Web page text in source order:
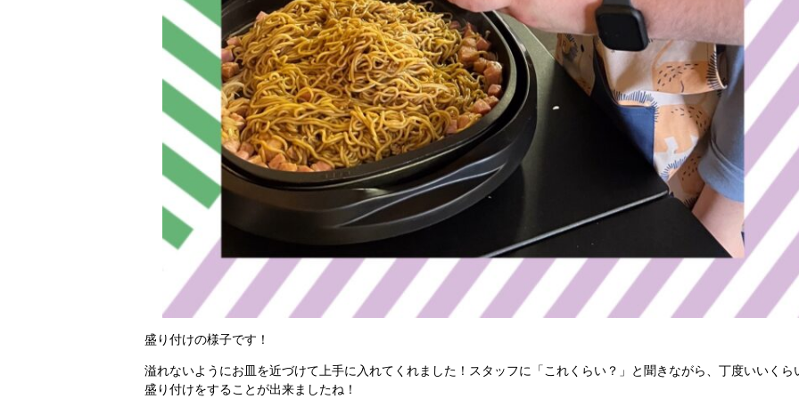
盛り付けの様子です！
溢れないようにお皿を近づけて上手に入れてくれました！スタッフに「これくらい？」と聞きながら、丁度いいくら
盛り付けをすることが出来ましたね！